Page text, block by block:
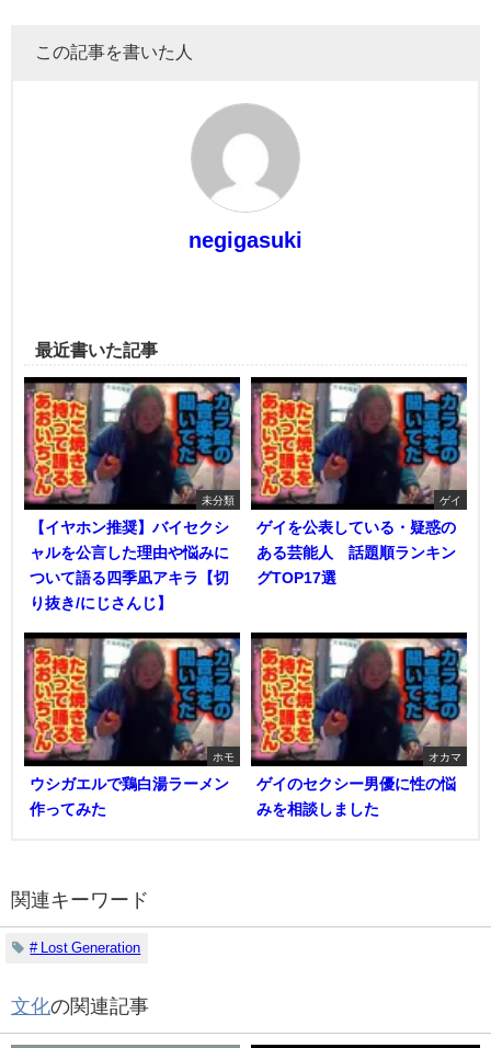
この記事を書いた人
negigasuki
最近書いた記事
未分類
【イヤホン推奨】バイセクシ
ャルを公言した理由や悩みに
ついて語る四季凪アキラ【切
り抜き/にじさんじ】
ゲイ
ゲイを公表している・疑惑の
ある芸能人 話題順ランキン
グTOP17選
ホモ
ウシガエルで鶏白湯ラーメン
作ってみた
オカマ
ゲイのセクシー男優に性の悩
みを相談しました
関連キーワード
# Lost Generation
文化の関連記事